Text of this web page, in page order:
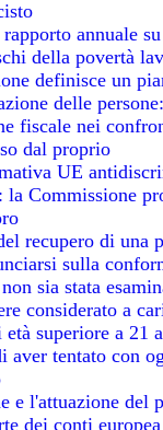
annuale
della povertà
definisce un
delle
fiscale nei
dal proprio
UE
la Commissione
recupero di una
sulla
sia stata
considerato a
età superiore a 21
aver tentato con
e l'attuazione del
dei conti europea